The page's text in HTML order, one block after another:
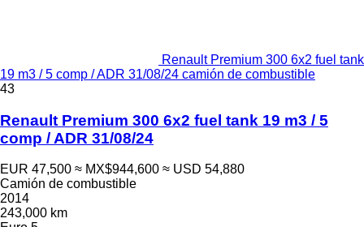
Renault Premium 300 6x2 fuel tank
19 m3 / 5 comp / ADR 31/08/24 camión de combustible
43
Renault Premium 300 6x2 fuel tank 19 m3 / 5
comp / ADR 31/08/24
EUR 47,500 ≈ MX$944,600 ≈ USD 54,880
Camión de combustible
2014
243,000 km